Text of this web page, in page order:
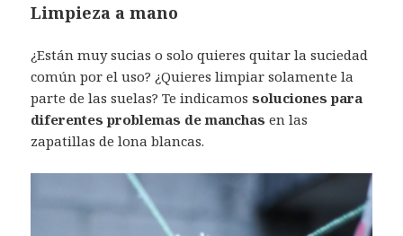
Limpieza a mano
¿Están muy sucias o solo quieres quitar la suciedad
común por el uso? ¿Quieres limpiar solamente la
parte de las suelas? Te indicamossoluciones para
diferentes problemas de manchasen las
zapatillas de lona blancas.